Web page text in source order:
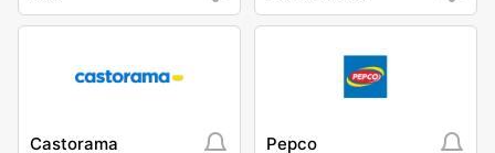
Castorama Pepco